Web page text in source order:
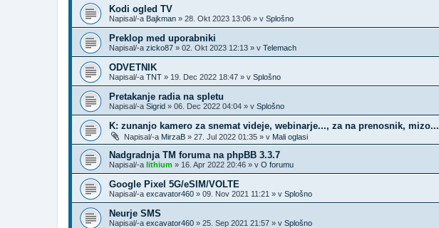
Kodi ogled TV
Napisal/-a Bajkman » 28. Okt 2023 13:06 » v Splošno
Preklop med uporabniki
Napisal/-a zicko87 » 02. Okt 2023 12:13 » v Telemach
ODVETNIK
Napisal/-a TNT » 19. Dec 2022 18:47 » v Splošno
Pretakanje radia na spletu
Napisal/-a Sigrid » 06. Dec 2022 04:04 » v Splošno
K: zunanjo kamero za snemat videje, webinarje..., za na prenosnik, mizo...
Napisal/-a MirzaB » 27. Jul 2022 01:35 » v Mali oglasi
Nadgradnja TM foruma na phpBB 3.3.7
Napisal/-a lithium » 16. Apr 2022 20:46 » v O forumu
Google Pixel 5G/eSIM/VOLTE
Napisal/-a excavator460 » 09. Nov 2021 11:21 » v Splošno
Neurje SMS
Napisal/-a excavator460 » 25. Sep 2021 21:57 » v Splošno